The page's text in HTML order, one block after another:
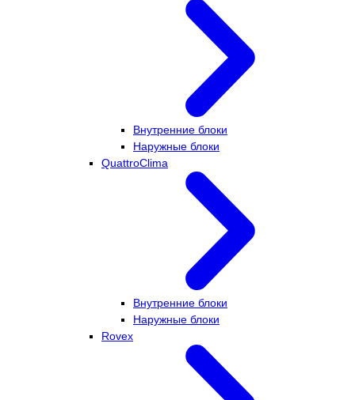
Внутренние блоки
Наружные блоки
QuattroClima
Внутренние блоки
Наружные блоки
Rovex